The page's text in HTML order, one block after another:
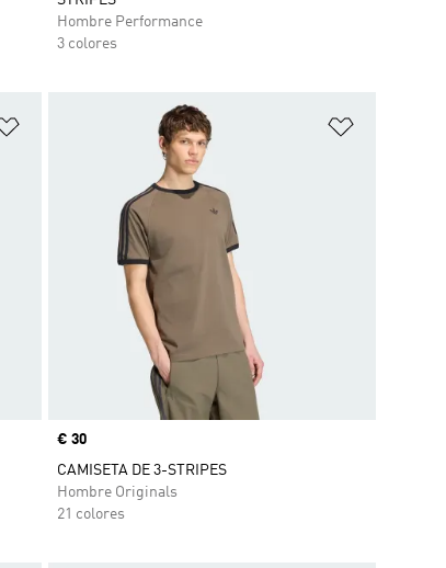
Hombre Performance
3 colores
Añadir a la lista de deseos
Precio
€ 30
CAMISETA DE 3-STRIPES
Hombre Originals
21 colores